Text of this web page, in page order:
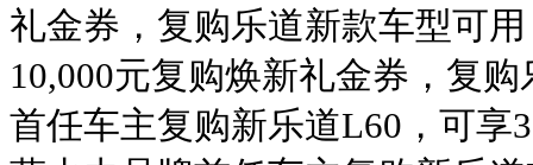
礼金券，复购乐道新款车型可
10,000元复购焕新礼金券，复
首任车主复购新乐道L60，可享